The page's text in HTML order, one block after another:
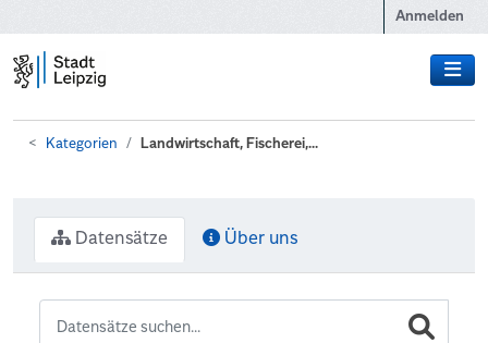
Anmelden
Kategorien Landwirtschaft, Fischerei,...
Datensätze Über uns